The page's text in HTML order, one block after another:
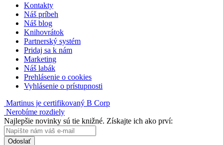
Kontakty
Náš príbeh
Náš blog
Knihovrátok
Partnerský systém
Pridaj sa k nám
Marketing
Náš labák
Prehlásenie o cookies
Vyhlásenie o prístupnosti
Martinus je certifikovaný B Corp
Nerobíme rozdiely
Najlepšie novinky sú tie knižné. Získajte ich ako prví:
Odoslať